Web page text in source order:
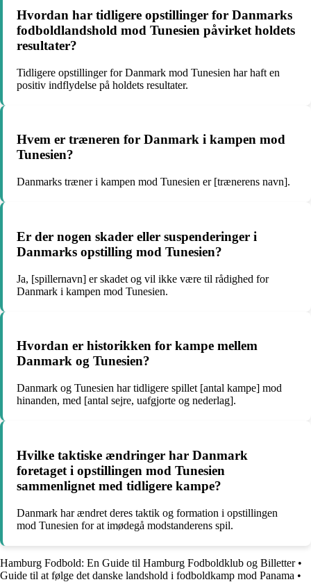
Hvordan har tidligere opstillinger for Danmarks
fodboldlandshold mod Tunesien påvirket holdets
resultater?
Tidligere opstillinger for Danmark mod Tunesien har haft en
positiv indflydelse på holdets resultater.
Hvem er træneren for Danmark i kampen mod
Tunesien?
Danmarks træner i kampen mod Tunesien er [trænerens navn].
Er der nogen skader eller suspenderinger i
Danmarks opstilling mod Tunesien?
Ja, [spillernavn] er skadet og vil ikke være til rådighed for
Danmark i kampen mod Tunesien.
Hvordan er historikken for kampe mellem
Danmark og Tunesien?
Danmark og Tunesien har tidligere spillet [antal kampe] mod
hinanden, med [antal sejre, uafgjorte og nederlag].
Hvilke taktiske ændringer har Danmark
foretaget i opstillingen mod Tunesien
sammenlignet med tidligere kampe?
Danmark har ændret deres taktik og formation i opstillingen
mod Tunesien for at imødegå modstanderens spil.
Hamburg Fodbold: En Guide til Hamburg Fodboldklub og Billetter•
Guide til at følge det danske landshold i fodboldkamp mod Panama •